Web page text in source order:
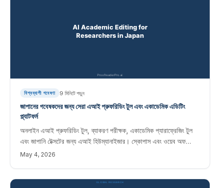
বিশ্বব্যাপী গবেষণা 9 মিনিটে পড়ুন
জাপানের গবেষকদের জন্য সেরা এআই প্রুফরিডিং টুল এবং একাডেমিক এডিটিং
প্ল্যাটফর্ম
অনলাইন এআই প্রুফরিডিং টুল, ব্যাকরণ পরীক্ষক, একাডেমিক প্যারাফ্রেজিং টুল
এবং জাপানি টেক্সটের জন্য এআই হিউম্যানাইজার। স্কোপাস এবং ওয়েব অফ
সায়েন্স জার্নালে প্রকাশিত জাপানি গবেষকদের জন্য তাত্ক্ষণিক সম্পাদনা সফ্টওয়্যার৷
May 4, 2026